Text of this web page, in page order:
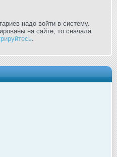
надо войти в систему.
на сайте, то сначала